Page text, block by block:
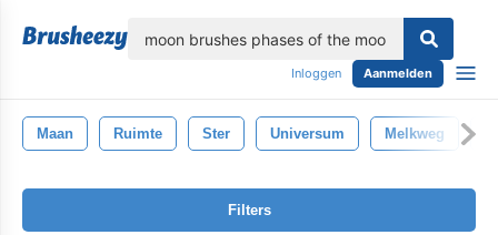
Inloggen Aanmelden
Maan Ruimte Ster Universum Melkweg
Filters